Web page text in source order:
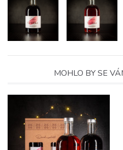
MOHLO BY SE